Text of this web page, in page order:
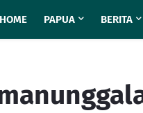
HOME PAPUA BERITA